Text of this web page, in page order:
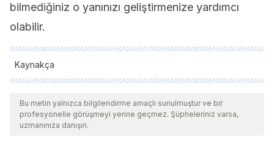
bilmediğiniz o yanınızı geliştirmenize yardımcı
olabilir.
Kaynakça
Tüm alıntı yapılan kaynaklar, kalitelerini, güvenilirliklerini,
güncelliklerini ve geçerliliklerini sağlamak için ekibimiz
tarafından derinlemesine incelendi. Bu makalenin bibliyografisi
Bu metin yalnızca bilgilendirme amaçlı sunulmuştur ve bir
profesyonelle görüşmeyi yerine geçmez. Şüpheleriniz varsa,
uzmanınıza danışın.